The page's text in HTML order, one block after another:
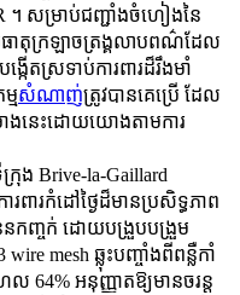
។ សម្រាប់ជញ្ជាំងចំហៀងនៃ
ើធាតុក្រឡាចត្រង្គលាបពណ៌ដែល
ើតស្រទាប់ការពារដ៏រឹងមាំ
មសំណាញ់ត្រូវ​បាន​គេ​ប្រើ ដែល​
ង​នេះ​ដោយ​យោង​តាម​ការ​
រុង Brive-la-Gaillard
ពារកំដៅថ្ងៃដ៏មានប្រសិទ្ធភាព
នកញ្ចក់ ដោយបង្រួបបង្រួម
mesh ឆ្លុះបញ្ចាំងពីពន្លឺកាំ
64% អនុញ្ញាតឱ្យមានចរន្ត